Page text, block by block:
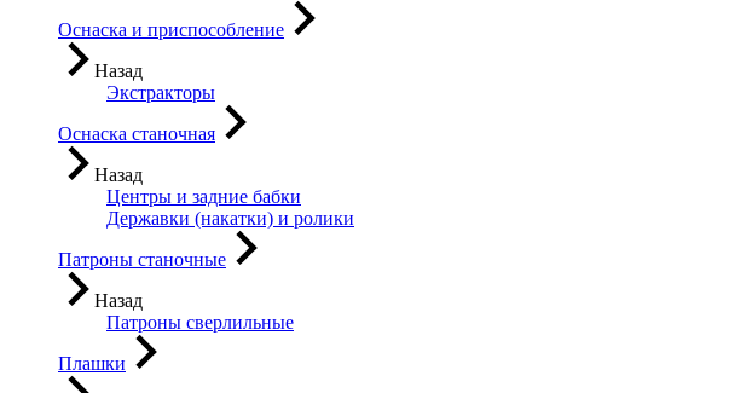
Оснаска и приспособление
Назад
Экстракторы
Оснаска станочная
Назад
Центры и задние бабки
Державки (накатки) и ролики
Патроны станочные
Назад
Патроны сверлильные
Плашки